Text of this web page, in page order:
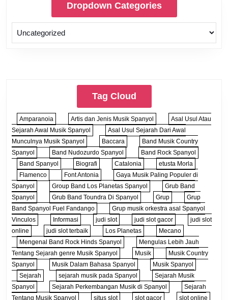
Dropdown Categories
Tag Cloud
Amparanoia Artis dan Jenis Musik Spanyol
Asal Usul Atau
Sejarah Awal Musik Spanyol
Asal Usul Sejarah Dari Awal
Munculnya Musik Spanyol
Baccara
Band Musik Country
Spanyol
Band Nudozurdo Spanyol
Band Rock Spanyol
Band Spanyol
Biografi Catalonia
etusta Morla
Flamenco
Font Antonia
Gaya Musik Paling Populer di
Spanyol
Group Band Los Planetas Spanyol
Grub Band
Spanyol
Grub Band Toundra Di Spanyol Grup
Grup
Band Spanyol Fuel Fandango
Grup musik orkestra asal Spanyol
Vinculos
Informasi judi slot judi slot gacor
judi slot
online
judi slot terbaik Los Planetas
Mecano
Mengenal Band Rock Hinds Spanyol
Mengulas Lebih Jauh
Tentang Sejarah genre Musik Spanyol
Musik
Musik Country
Spanyol
Musik Dalam Bahasa Spanyol
Musik Spanyol
Sejarah
sejarah musik pada Spanyol
Sejarah Musik
Spanyol
Sejarah Perkembangan Musik di Spanyol
Sejarah
Tentang Musik Spanyol
situs slot slot gacor slot online